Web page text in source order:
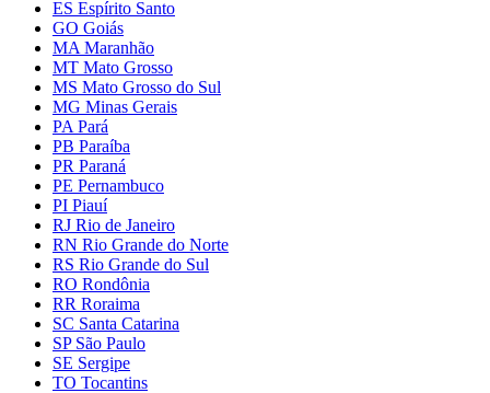
ES Espírito Santo
GO Goiás
MA Maranhão
MT Mato Grosso
MS Mato Grosso do Sul
MG Minas Gerais
PA Pará
PB Paraíba
PR Paraná
PE Pernambuco
PI Piauí
RJ Rio de Janeiro
RN Rio Grande do Norte
RS Rio Grande do Sul
RO Rondônia
RR Roraima
SC Santa Catarina
SP São Paulo
SE Sergipe
TO Tocantins